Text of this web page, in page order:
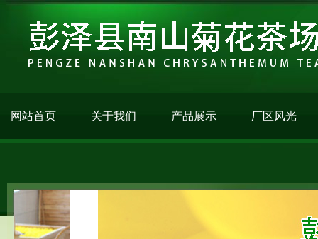
网站首页 关于我们 产品展示 厂区风光